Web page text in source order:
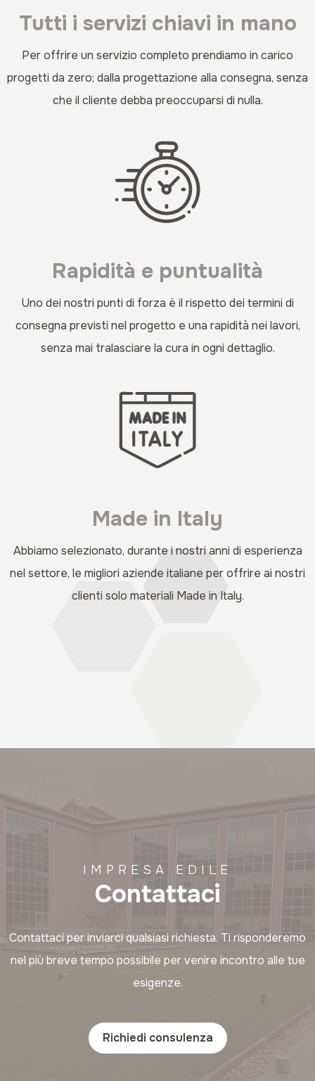
Tutti i servizi chiavi in mano
Per offrire un servizio completo prendiamo in carico
progetti da zero; dalla progettazione alla consegna, senza
che il cliente debba preoccuparsi di nulla.
Rapidità e puntualità
Uno dei nostri punti di forza è il rispetto dei termini di
consegna previsti nel progetto e una rapidità nei lavori,
senza mai tralasciare la cura in ogni dettaglio.
Made in Italy
Abbiamo selezionato, durante i nostri anni di esperienza
nel settore, le migliori aziende italiane per offrire ai nostri
clienti solo materiali Made in Italy.
IMPRESA EDILE
Contattaci
Contattaci per inviarci qualsiasi richiesta. Ti risponderemo
nel più breve tempo possibile per venire incontro alle tue
esigenze.
Richiedi consulenza